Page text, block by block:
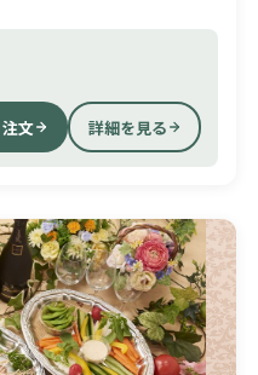
文 詳細を見る